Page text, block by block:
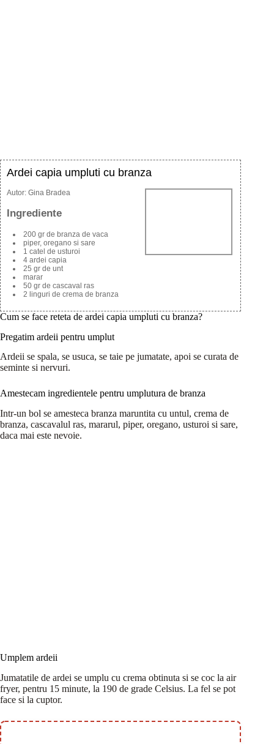
Ardei capia umpluti cu branza
Autor: Gina Bradea
Ingrediente
200 gr de branza de vaca
piper, oregano si sare
1 catel de usturoi
4 ardei capia
25 gr de unt
marar
50 gr de cascaval ras
2 linguri de crema de branza
Cum se face reteta de ardei capia umpluti cu branza?
Pregatim ardeii pentru umplut
Ardeii se spala, se usuca, se taie pe jumatate, apoi se curata de
seminte si nervuri.
Amestecam ingredientele pentru umplutura de branza
Intr-un bol se amesteca branza maruntita cu untul, crema de
branza, cascavalul ras, mararul, piper, oregano, usturoi si sare,
daca mai este nevoie.
Umplem ardeii
Jumatatile de ardei se umplu cu crema obtinuta si se coc la air
fryer, pentru 15 minute, la 190 de grade Celsius. La fel se pot
face si la cuptor.